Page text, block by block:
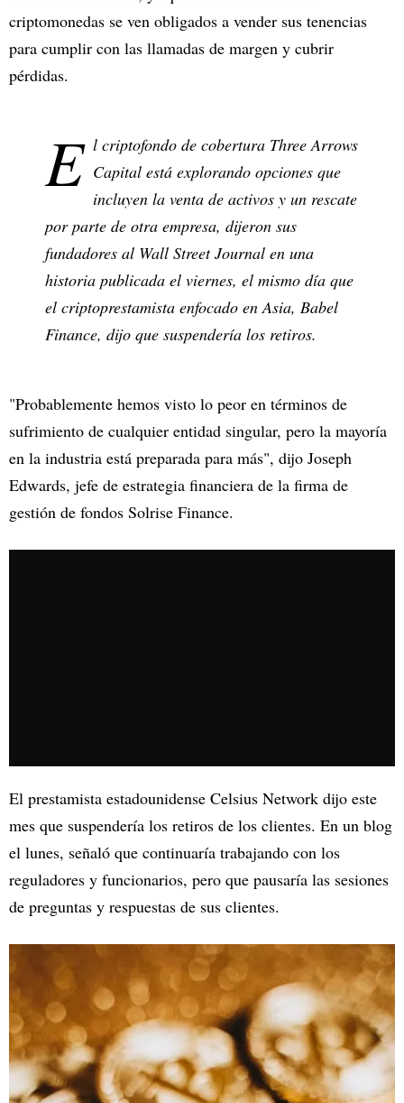
criptomonedas se ven obligados a vender sus tenencias
para cumplir con las llamadas de margen y cubrir
pérdidas.
E l criptofondo de cobertura Three Arrows
Capital está explorando opciones que
incluyen la venta de activos y un rescate
por parte de otra empresa, dijeron sus
fundadores al Wall Street Journal en una
historia publicada el viernes, el mismo día que
el criptoprestamista enfocado en Asia, Babel
Finance, dijo que suspendería los retiros.
"Probablemente hemos visto lo peor en términos de
sufrimiento de cualquier entidad singular, pero la mayoría
en la industria está preparada para más", dijo Joseph
Edwards, jefe de estrategia financiera de la firma de
gestión de fondos Solrise Finance.
El prestamista estadounidense Celsius Network dijo este
mes que suspendería los retiros de los clientes. En un blog
el lunes, señaló que continuaría trabajando con los
reguladores y funcionarios, pero que pausaría las sesiones
de preguntas y respuestas de sus clientes.